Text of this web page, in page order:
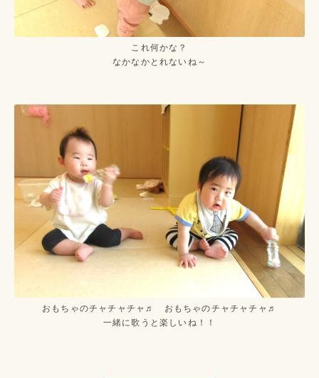
これ何かな？
なかなかとれないね～
おもちゃのチャチャチャ♬ おもちゃのチャチャチャ♬
一緒に歌うと楽しいね！！